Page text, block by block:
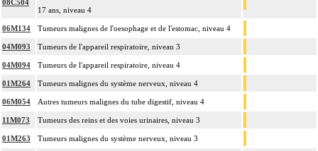
08C504
17 ans, niveau 4
06M134 Tumeurs malignes de l'oesophage et de l'estomac, niveau 4
04M093 Tumeurs de l'appareil respiratoire, niveau 3
04M094 Tumeurs de l'appareil respiratoire, niveau 4
01M264 Tumeurs malignes du système nerveux, niveau 4
06M054 Autres tumeurs malignes du tube digestif, niveau 4
11M073 Tumeurs des reins et des voies urinaires, niveau 3
01M263 Tumeurs malignes du système nerveux, niveau 3